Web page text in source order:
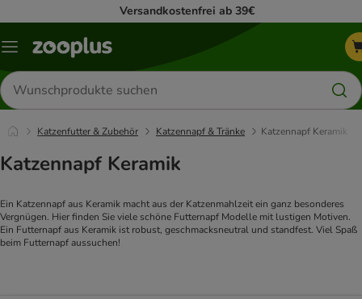
Versandkostenfrei ab 39€
Menü
Produkte
suchen
Katzenfutter & Zubehör Katzennapf & Tränke Katzennapf Keramik
Katzennapf Keramik
Ein Katzennapf aus Keramik macht aus der Katzenmahlzeit ein ganz besonderes
Vergnügen. Hier finden Sie viele schöne Futternapf Modelle mit lustigen Motiven.
Ein Futternapf aus Keramik ist robust, geschmacksneutral und standfest. Viel Spaß
beim Futternapf aussuchen!